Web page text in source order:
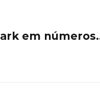
em